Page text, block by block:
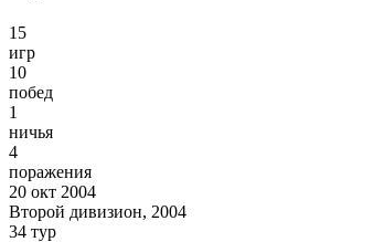
15
игр
10
побед
1
ничья
4
поражения
20 окт 2004
Второй дивизион, 2004
34 тур